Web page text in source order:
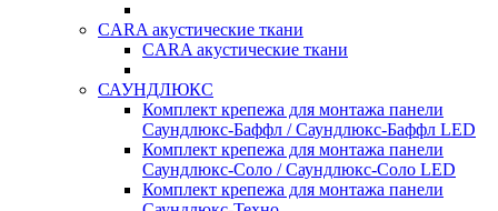
CARA акустические ткани
CARA акустические ткани
САУНДЛЮКС
Комплект крепежа для монтажа панели
Саундлюкс-Баффл / Саундлюкс-Баффл LED
Комплект крепежа для монтажа панели
Саундлюкс-Соло / Саундлюкс-Соло LED
Комплект крепежа для монтажа панели